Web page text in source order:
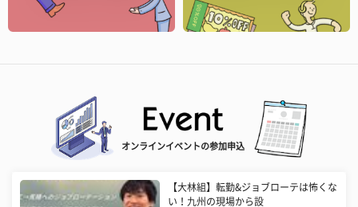
オンラインイベントの参加申込
【大林組】転勤&ジョブローテは怖くな
い！九州の現場から設